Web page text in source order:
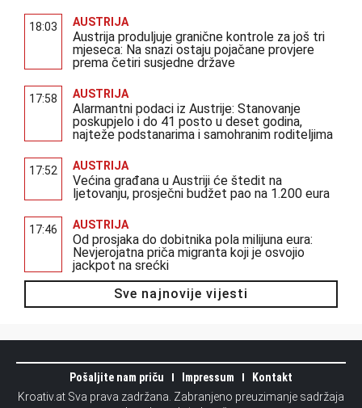
18:03 AUSTRIJA
Austrija produljuje granične kontrole za još tri
mjeseca: Na snazi ostaju pojačane provjere
prema četiri susjedne države
17:58 AUSTRIJA
Alarmantni podaci iz Austrije: Stanovanje
poskupjelo i do 41 posto u deset godina,
najteže podstanarima i samohranim roditeljima
17:52 AUSTRIJA
Većina građana u Austriji će štedit na
ljetovanju, prosječni budžet pao na 1.200 eura
17:46 AUSTRIJA
Od prosjaka do dobitnika pola milijuna eura:
Nevjerojatna priča migranta koji je osvojio
jackpot na srećki
Sve najnovije vijesti
Pošaljite nam priču Impressum
Kontakt
Kroativ.at Sva prava zadržana. Zabranjeno preuzimanje sadržaja